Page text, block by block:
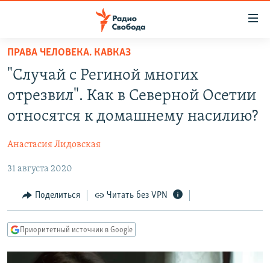
упрощенного
доступа
основному
Вернутся
навигации
Вернутся
поиску
ПРОГРАММЫ
ПОДКАСТЫ
АВТОРСКИЕ ПРОЕКТЫ
МНЕНИЯ
КУЛЬТУРА
IDEL.РЕАЛИИ
СЕВЕР.РЕАЛИИ
СИБИРЬ.РЕАЛИИ
ПРАВА ЧЕЛОВЕКА. КАВКАЗ
"Случай с Региной многих
отрезвил". Как в Северной Осетии
относятся к домашнему насилию?
Анастасия Лидовская
31 августа 2020
Поделиться Читать без VPN
Приоритетный источник в Google